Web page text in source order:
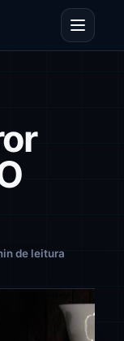
Abrir
de leitura